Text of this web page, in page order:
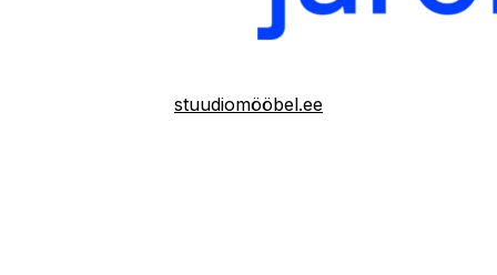
stuudiomööbel.ee